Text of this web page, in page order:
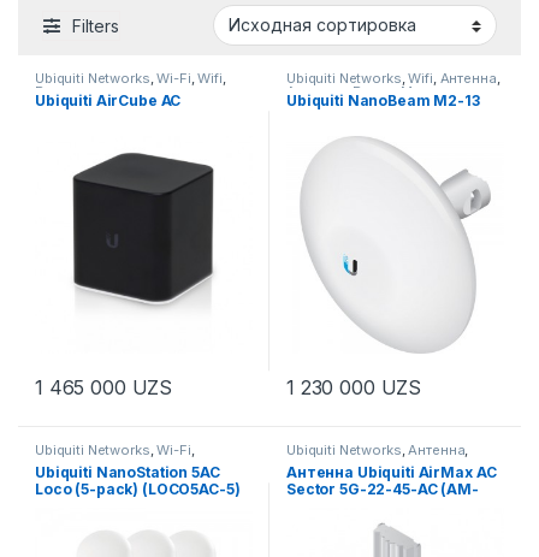
Filters
Ubiquiti Networks,Wi-Fi,Wifi,
Роутеры
Ubiquiti AirCube AC
1 465 000 UZS
Ubiquiti Networks,Wifi, Антенна,
Антенны ,Радио Мосты
Ubiquiti NanoBeam M2-13
1 230 000 UZS
Ubiquiti Networks,Wi-Fi,
Антенна ,Антенны
Беспроводное оборудование
Для дома,Для офиса,
Производители
оборудование ,Решения
Ubiquiti NanoStation 5AC
Loco (5-pack) (LOCO5AC-5)
Ubiquiti Networks,Антенна,
Антенны Антенны,
Беспроводное оборудование
Радио Мосты,Радиомосты,
Антенна Ubiquiti AirMax AC
Sector 5G-22-45-AC (AM-